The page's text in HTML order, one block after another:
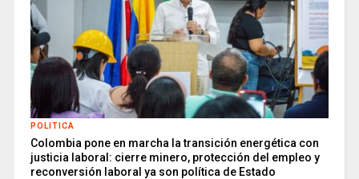
POLITICA
Colombia pone en marcha la transición energética con
justicia laboral: cierre minero, protección del empleo y
reconversión laboral ya son política de Estado